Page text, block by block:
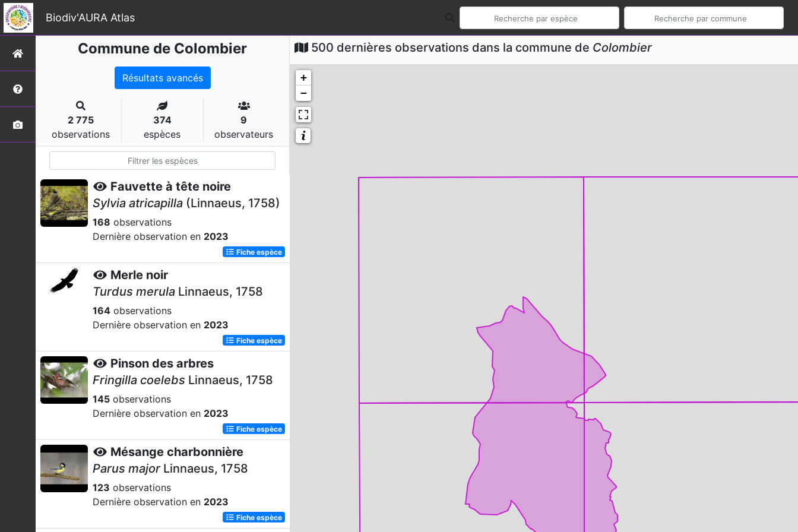
Biodiv'AURA Atlas
Commune de Colombier
Résultats avancés
2 775
observations
374
espèces
9
observateurs
Fauvette à tête noire
Sylvia atricapilla (Linnaeus, 1758)
168 observations
Dernière observation en 2023
Fiche espèce
Merle noir
Turdus merula Linnaeus, 1758
164 observations
Dernière observation en 2023
Fiche espèce
Pinson des arbres
Fringilla coelebs Linnaeus, 1758
145 observations
Dernière observation en 2023
Fiche espèce
Mésange charbonnière
Parus major Linnaeus, 1758
123 observations
Dernière observation en 2023
Fiche espèce
500 dernières observations dans la commune de Colombier
+
−